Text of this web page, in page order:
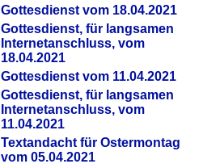
Gottesdienst vom 18.04.2021
Gottesdienst, für langsamen
Internetanschluss, vom
18.04.2021
Gottesdienst vom 11.04.2021
Gottesdienst, für langsamen
Internetanschluss, vom
11.04.2021
Textandacht für Ostermontag
vom 05.04.2021